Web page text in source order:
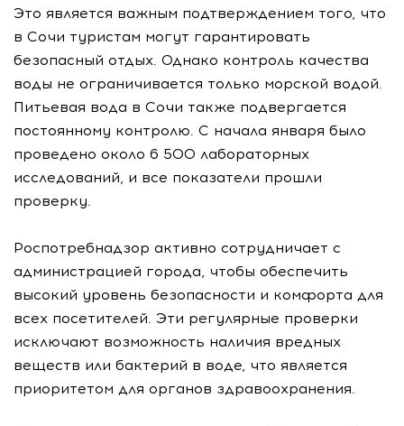
Это является важным подтверждением того, что
в Сочи туристам могут гарантировать
безопасный отдых. Однако контроль качества
воды не ограничивается только морской водой.
Питьевая вода в Сочи также подвергается
постоянному контролю. С начала января было
проведено около 6 500 лабораторных
исследований, и все показатели прошли
проверку.
Роспотребнадзор активно сотрудничает с
администрацией города, чтобы обеспечить
высокий уровень безопасности и комфорта для
всех посетителей. Эти регулярные проверки
исключают возможность наличия вредных
веществ или бактерий в воде, что является
приоритетом для органов здравоохранения.